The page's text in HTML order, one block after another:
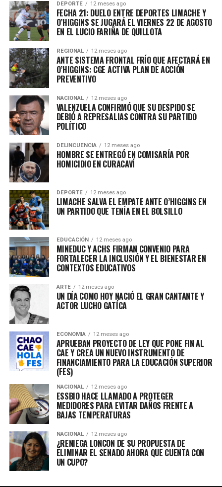
DEPORTE 12 meses ago
FECHA 21: DUELO ENTRE DEPORTES LIMACHE Y
O’HIGGINS SE JUGARÁ EL VIERNES 22 DE AGOSTO
EN EL LUCIO FARIÑA DE QUILLOTA
REGIONAL 12 meses ago
ANTE SISTEMA FRONTAL FRÍO QUE AFECTARÁ EN
O’HIGGINS: CGE ACTIVA PLAN DE ACCIÓN
PREVENTIVO
NACIONAL 12 meses ago
VALENZUELA CONFIRMÓ QUE SU DESPIDO SE
DEBIÓ A REPRESALIAS CONTRA SU PARTIDO
POLÍTICO
DELINCUENCIA 12 meses ago
HOMBRE SE ENTREGÓ EN COMISARÍA POR
HOMICIDIO EN CURACAVÍ
DEPORTE 12 meses ago
LIMACHE SALVA EL EMPATE ANTE O’HIGGINS EN
UN PARTIDO QUE TENÍA EN EL BOLSILLO
EDUCACIÓN 12 meses ago
MINEDUC Y ACHS FIRMAN CONVENIO PARA
FORTALECER LA INCLUSIÓN Y EL BIENESTAR EN
CONTEXTOS EDUCATIVOS
ARTE 12 meses ago
UN DÍA COMO HOY NACIÓ EL GRAN CANTANTE Y
ACTOR LUCHO GATÍCA
ECONOMIA 12 meses ago
APRUEBAN PROYECTO DE LEY QUE PONE FIN AL
CAE Y CREA UN NUEVO INSTRUMENTO DE
FINANCIAMIENTO PARA LA EDUCACIÓN SUPERIOR
(FES)
NACIONAL 12 meses ago
ESSBIO HACE LLAMADO A PROTEGER
MEDIDORES PARA EVITAR DAÑOS FRENTE A
BAJAS TEMPERATURAS
NACIONAL 12 meses ago
¿RENIEGA LONCON DE SU PROPUESTA DE
ELIMINAR EL SENADO AHORA QUE CUENTA CON
UN CUPO?